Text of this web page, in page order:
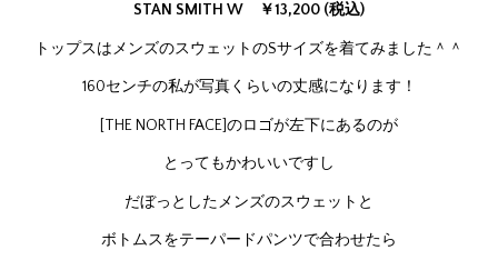
STAN SMITH W ￥13,200 (税込)
トップスはメンズのスウェットのSサイズを着てみました＾＾
160センチの私が写真くらいの丈感になります！
[THE NORTH FACE]のロゴが左下にあるのが
とってもかわいいですし
だぼっとしたメンズのスウェットと
ボトムスをテーパードパンツで合わせたら